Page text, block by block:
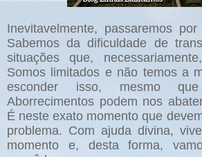
Inevitavelmente, passaremos
Sabemos da dificuldade de
situações que,
Somos limitados e não temos a
esconder isso, mesmo
Aborrecimentos podem nos
É neste exato momento que
problema. Com ajuda divina,
momento e, desta forma,